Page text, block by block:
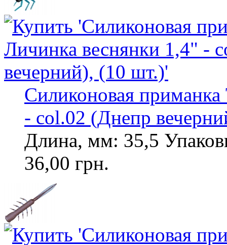
Силиконовая
- col.02 (Днепр
Длина, мм: 35,5
36,00 грн.